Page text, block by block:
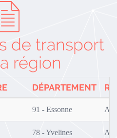
de transport
région
DÉPARTEMENT
91 - Essonne
78 - Yvelines